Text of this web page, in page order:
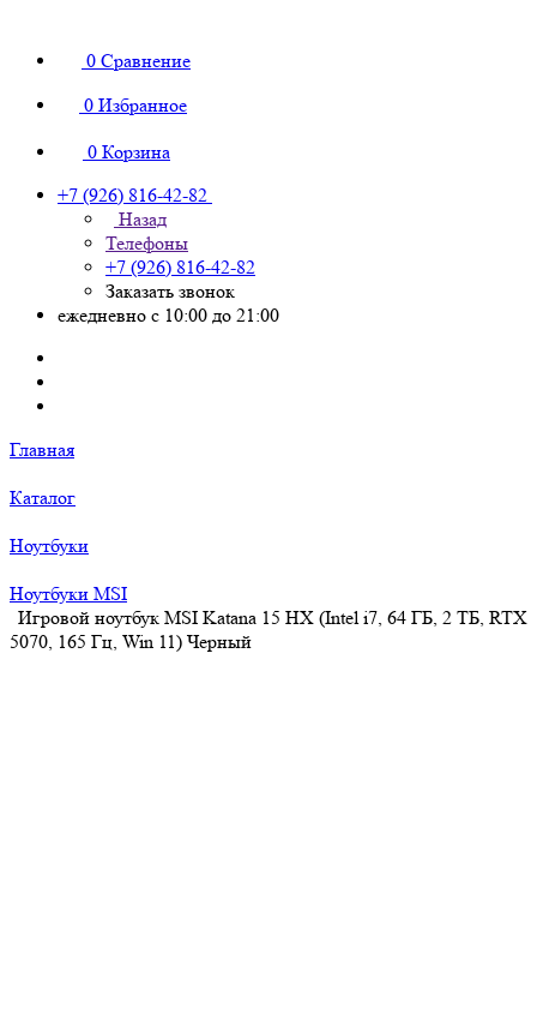
0 Сравнение
0 Избранное
0 Корзина
+7 (926) 816-42-82
Назад
Телефоны
+7 (926) 816-42-82
Заказать звонок
ежедневно с 10:00 до 21:00
Главная
Каталог
Ноутбуки
Ноутбуки MSI
Игровой ноутбук MSI Katana 15 HX (Intel i7, 64 ГБ, 2 ТБ, RTX
5070, 165 Гц, Win 11) Черный